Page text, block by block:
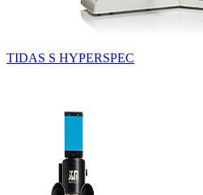
TIDAS S HYPERSPEC